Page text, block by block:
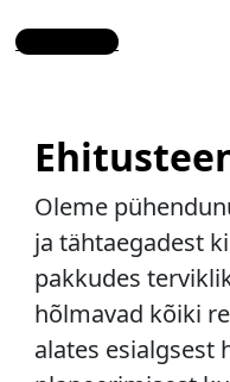
Contact Us
Oleme
ja tähtaegadest
pakkudes
hõlmavad kõiki
alates esialgsest